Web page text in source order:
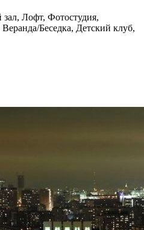
Лофт, Фотостудия,
Беседка, Детский клуб,